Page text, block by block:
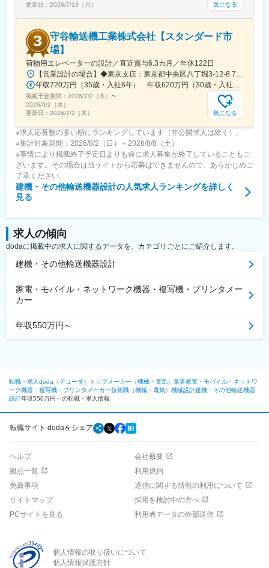
更新日： 2026/7/13（月） 気になる
守谷輸送機工業株式会社【スタンダード市
場】
荷物用エレベーターの設計／直近賞与6.3カ月／年休122日
【営業設計の場合】◆東京支店：東京都中央区八丁堀3-12-8 7F＜アクセス＞ 日比谷線・京葉線「八丁堀駅」より徒歩 約5分 都営浅草線「宝町駅」より徒歩 約5分 銀座線「京橋駅」より徒歩 約10分【仕様設計・計画設計・機械設計・電気設計の場合】◆テクニカルセンター（横浜）：神奈川県横浜市神奈川区金港町1-7 横浜ダイヤビルディング19F＜アクセス＞各線「横浜駅」より徒歩3分程度★基本的に内勤での業務となります。将来的には、必要に応じて、設計のプロとしてお客様との打合せに担当者と同席する場合もあります。※受動喫煙対策：屋内禁煙※原則転勤なし
年収720万円（35歳・入社6年） 年収620万円（30歳・入社3年）
掲載予定期間： 2026/7/2（木） 〜
2026/9/2（水）
更新日： 2026/7/2（木） 気になる
※求人応募数の多い順にランキングしています（非公開求人は除く）。
※集計対象期間：2026/8/2（日）～2026/8/8（土）
※事情により掲載終了予定日よりも前に求人募集が終了していることもご
ざいます。その場合は当サイトから応募はできませんので、あらかじめご
了承ください。
建機・その他輸送機器設計の人気求人ランキングを詳しく
見る
求人の傾向
dodaに掲載中の求人に関するデータを、カテゴリごとにご紹介します。
建機・その他輸送機器設計
家電・モバイル・ネットワーク機器・複写機・プリンタメー
カー
年収550万円～
転職・求人doda（デューダ）トップメーカー（機械・電気）業界家電・モバイル・ネットワ
ーク機器・複写機・プリンタメーカー技術職（機械・電気） 機械設計建機・その他輸送機器
設計年収550万円～の転職・求人情報
転職サイト dodaをシェア
ヘルプ
会社概要
拠点一覧
利用規約
免責事項
通信に関する情報の利用について
サイトマップ
採用を検討中の方へ
PCサイトを見る
利用者データの外部送信
個人情報の取り扱いについて
個人情報保護方針